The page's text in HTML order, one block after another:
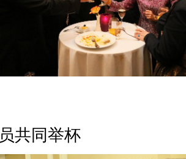
大使夫
共同举杯